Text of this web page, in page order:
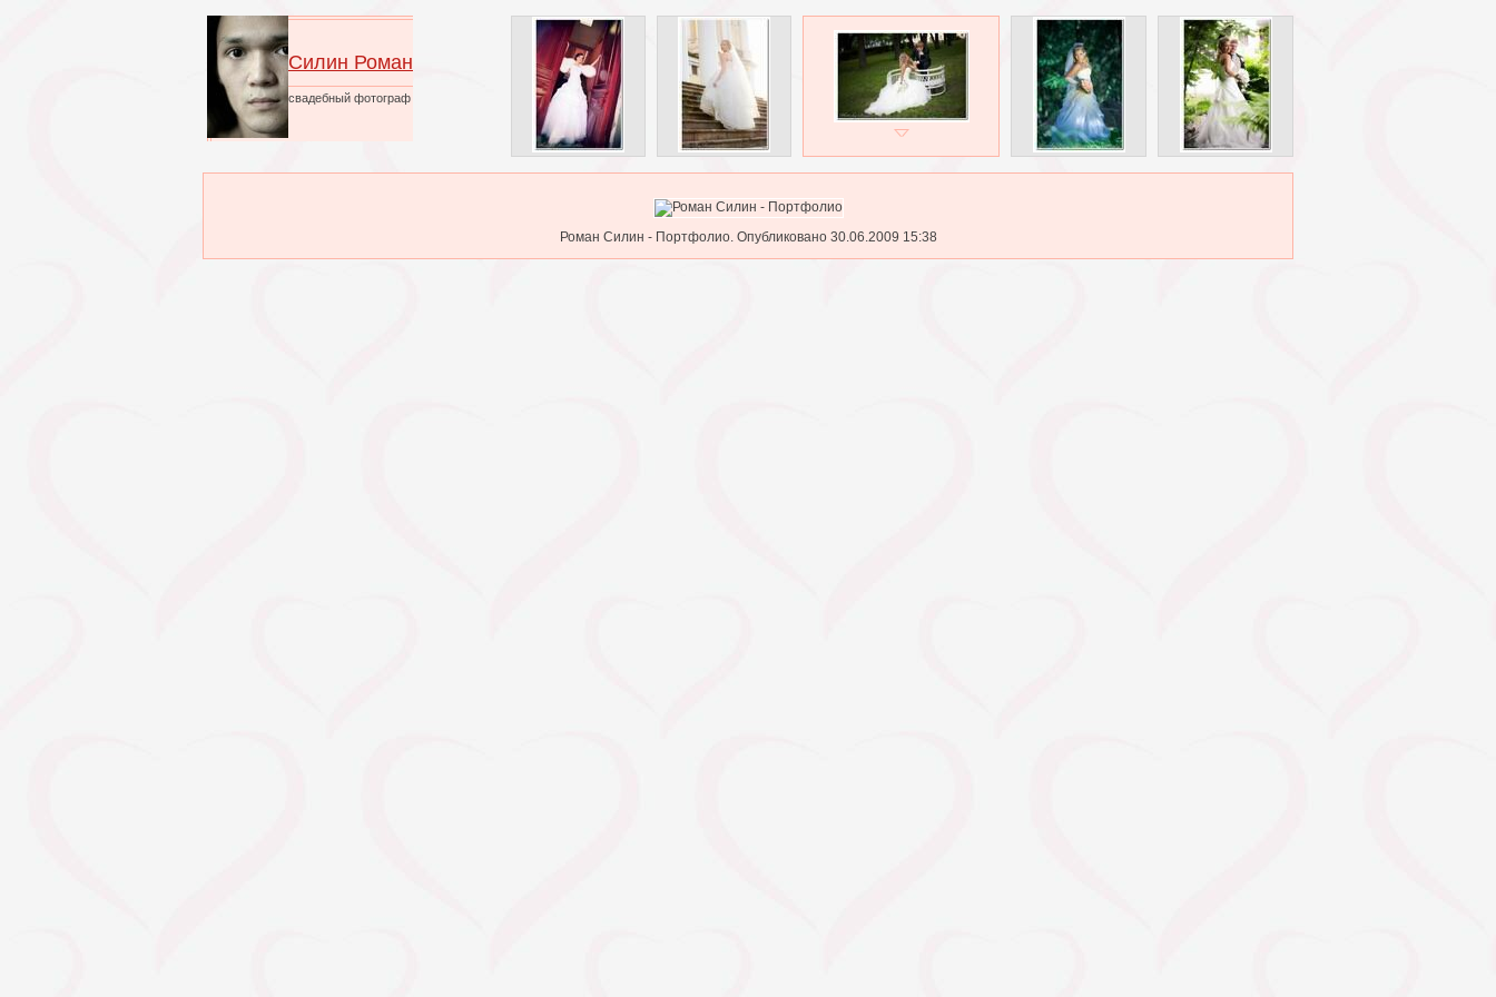
Силин Роман
свадебный фотограф
Роман Силин - Портфолио. Опубликовано 30.06.2009 15:38